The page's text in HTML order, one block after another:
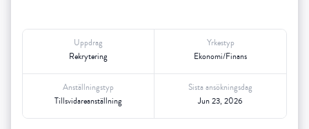
Rekrytering
Uppdrag
Ekonomi/Finans
Yrkestyp
Tillsvidareanställning
Anställningstyp
Jun 23, 2026
Sista ansökningsdag